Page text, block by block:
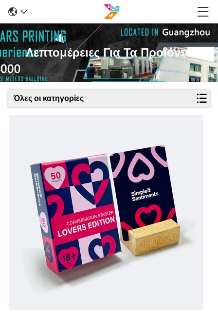
Λεπτομέρειες Για Τα Προϊόντα
Όλες οι κατηγορίες